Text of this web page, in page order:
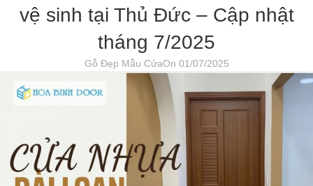
vệ sinh tại Thủ Đức – Cập nhật
tháng 7/2025
Gỗ Đẹp Mẫu CửaOn 01/07/2025